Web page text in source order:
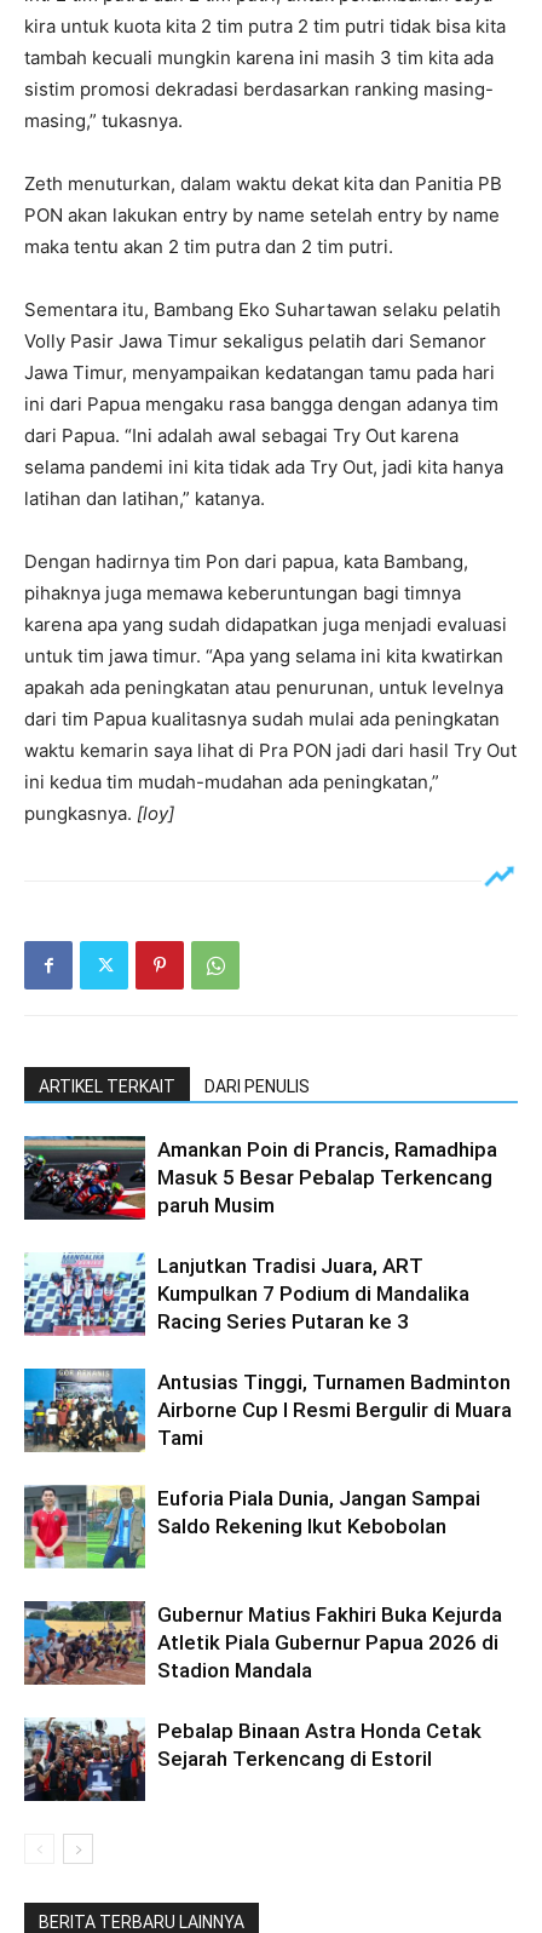
kira untuk kuota kita 2 tim putra 2 tim putri tidak bisa kita
tambah kecuali mungkin karena ini masih 3 tim kita ada
sistim promosi dekradasi berdasarkan ranking masing-
masing,” tukasnya.
Zeth menuturkan, dalam waktu dekat kita dan Panitia PB
PON akan lakukan entry by name setelah entry by name
maka tentu akan 2 tim putra dan 2 tim putri.
Sementara itu, Bambang Eko Suhartawan selaku pelatih
Volly Pasir Jawa Timur sekaligus pelatih dari Semanor
Jawa Timur, menyampaikan kedatangan tamu pada hari
ini dari Papua mengaku rasa bangga dengan adanya tim
dari Papua. “Ini adalah awal sebagai Try Out karena
selama pandemi ini kita tidak ada Try Out, jadi kita hanya
latihan dan latihan,” katanya.
Dengan hadirnya tim Pon dari papua, kata Bambang,
pihaknya juga memawa keberuntungan bagi timnya
karena apa yang sudah didapatkan juga menjadi evaluasi
untuk tim jawa timur. “Apa yang selama ini kita kwatirkan
apakah ada peningkatan atau penurunan, untuk levelnya
dari tim Papua kualitasnya sudah mulai ada peningkatan
waktu kemarin saya lihat di Pra PON jadi dari hasil Try Out
ini kedua tim mudah-mudahan ada peningkatan,”
pungkasnya. [loy]
ARTIKEL TERKAIT DARI PENULIS
Amankan Poin di Prancis, Ramadhipa
Masuk 5 Besar Pebalap Terkencang
paruh Musim
Lanjutkan Tradisi Juara, ART
Kumpulkan 7 Podium di Mandalika
Racing Series Putaran ke 3
Antusias Tinggi, Turnamen Badminton
Airborne Cup I Resmi Bergulir di Muara
Tami
Euforia Piala Dunia, Jangan Sampai
Saldo Rekening Ikut Kebobolan
Gubernur Matius Fakhiri Buka Kejurda
Atletik Piala Gubernur Papua 2026 di
Stadion Mandala
Pebalap Binaan Astra Honda Cetak
Sejarah Terkencang di Estoril
BERITA TERBARU LAINNYA